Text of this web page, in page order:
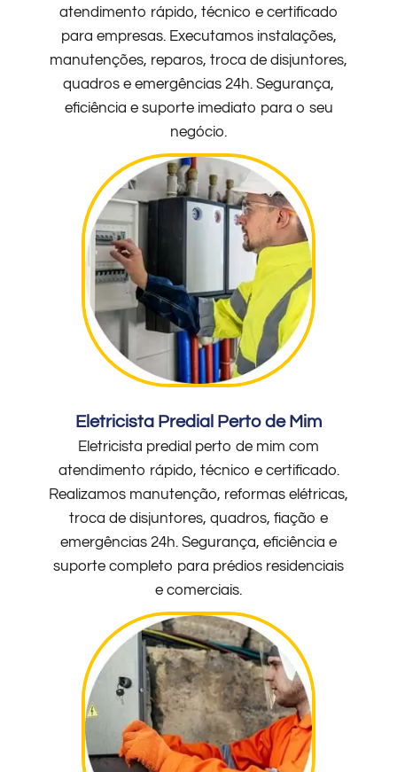
atendimento rápido, técnico e certificado
para empresas. Executamos instalações,
manutenções, reparos, troca de disjuntores,
quadros e emergências 24h. Segurança,
eficiência e suporte imediato para o seu
negócio.
Eletricista Predial Perto de Mim
Eletricista predial perto de mim com
atendimento rápido, técnico e certificado.
Realizamos manutenção, reformas elétricas,
troca de disjuntores, quadros, fiação e
emergências 24h. Segurança, eficiência e
suporte completo para prédios residenciais
e comerciais.